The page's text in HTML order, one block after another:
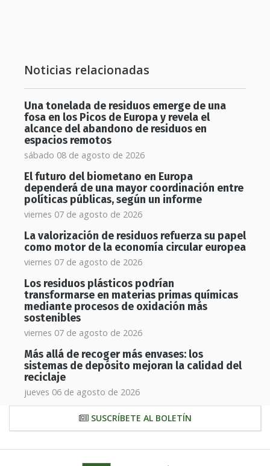
Noticias relacionadas
Una tonelada de residuos emerge de una
fosa en los Picos de Europa y revela el
alcance del abandono de residuos en
espacios remotos
sábado 08 de agosto de 2026
El futuro del biometano en Europa
dependerá de una mayor coordinación entre
políticas públicas, según un informe
viernes 07 de agosto de 2026
La valorización de residuos refuerza su papel
como motor de la economía circular europea
viernes 07 de agosto de 2026
Los residuos plásticos podrían
transformarse en materias primas químicas
mediante procesos de oxidación más
sostenibles
viernes 07 de agosto de 2026
Más allá de recoger más envases: los
sistemas de depósito mejoran la calidad del
reciclaje
jueves 06 de agosto de 2026
SUSCRÍBETE AL BOLETÍN